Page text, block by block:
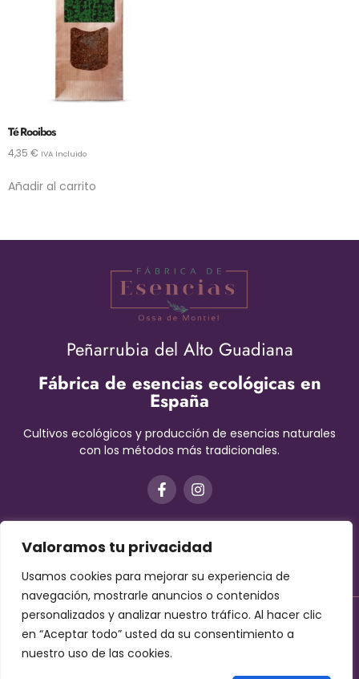
Valoramos tu privacidad
Usamos cookies para mejorar su experiencia de
navegación, mostrarle anuncios o contenidos
personalizados y analizar nuestro tráfico. Al hacer clic
en “Aceptar todo” usted da su consentimiento a
nuestro uso de las cookies.
Té Rooibos
4,35 € IVA Incluido
Añadir al carrito
Peñarrubia del Alto Guadiana
Fábrica de esencias ecológicas en
España
Cultivos ecológicos y producción de esencias naturales
con los métodos más tradicionales.
Aviso Legal Términos y condiciones
–Cookies